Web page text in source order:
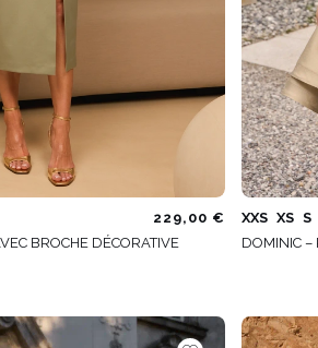
229,00 €
BROCHE DÉCORATIVE
XXS XS S
DOMINIC –